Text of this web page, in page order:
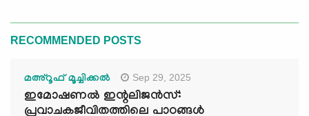
RECOMMENDED POSTS
മഅ്റൂഫ് മൂച്ചിക്കല്‍ Sep 29, 2025
ഇമോഷണൽ ഇന്റലിജൻസ്:
പ്രവാചകജീവിതത്തിലെ പാഠങ്ങൾ